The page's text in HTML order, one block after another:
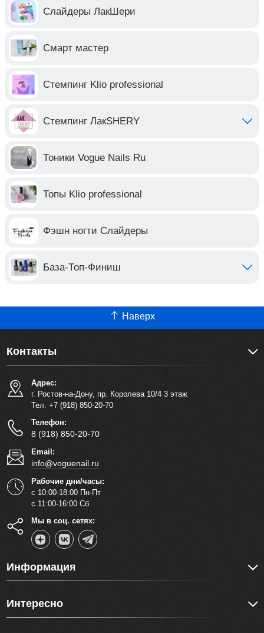
Слайдеры ЛакШери
Смарт мастер
Стемпинг Klio professional
Стемпинг ЛакSHERY
Тоники Vogue Nails Ru
Топы Klio professional
Фэшн ногти Слайдеры
База-Топ-Финиш
Наверх
Контакты
Адрес:
г. Ростов-на-Дону, пр. Королева 10/4 3 этаж
Тел. +7 (918) 850-20-70
Телефон:
8 (918) 850-20-70
Email:
info@voguenail.ru
Рабочие дни/часы:
с 10:00-18:00 Пн-Пт
с 11:00-16:00 Сб
Мы в соц. сетях:
Информация
Интересно